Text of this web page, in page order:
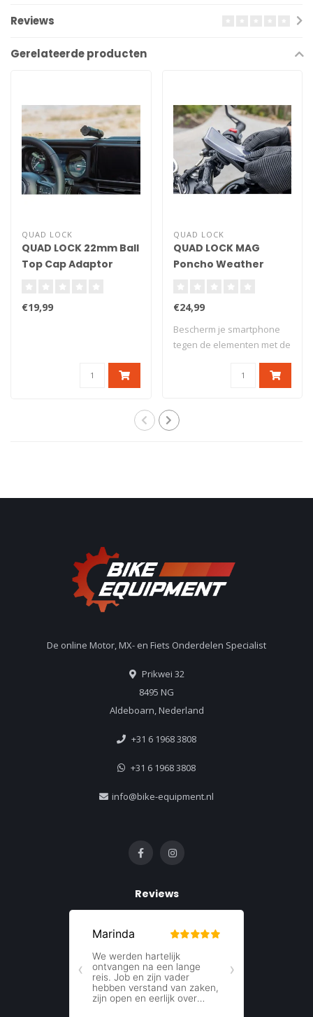
Reviews
Gerelateerde producten
QUAD LOCK
QUAD LOCK 22mm Ball
Top Cap Adaptor
€19,99
QUAD LOCK
QUAD LOCK MAG
Poncho Weather
€24,99
Bescherm je smartphone
tegen de elementen met de
De online Motor, MX- en Fiets Onderdelen Specialist
Prikwei 32
8495 NG
Aldeboarn, Nederland
+31 6 1968 3808
+31 6 1968 3808
info@bike-equipment.nl
Reviews